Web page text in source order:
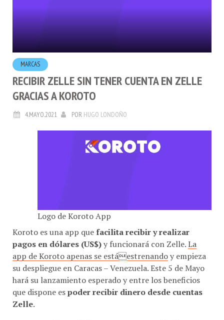
MARCAS
RECIBIR ZELLE SIN TENER CUENTA EN ZELLE
GRACIAS A KOROTO
4.MAYO.2021 POR HUGO LONDOÑO
Koroto es una app quefacilita recibir y realizar
pagos en dólares (US$)y funcionará con Zelle.La
app de Koroto apenas se estáestrenandoy empieza
su despliegue en Caracas – Venezuela. Este 5 de Mayo
hará su lanzamiento esperado y entre los beneficios
que dispone espoder recibir dinero desde cuentas
Zelle.